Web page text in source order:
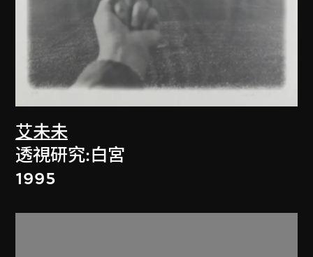
艾未未
透視研究:白宮
1995